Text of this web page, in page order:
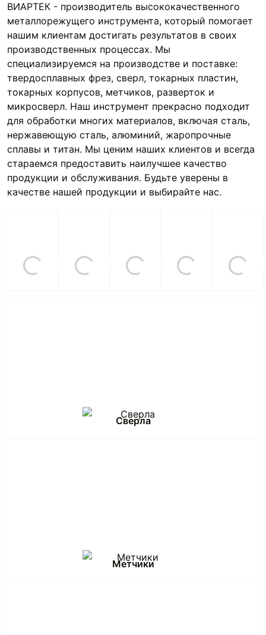
ВИАРТЕК - производитель высококачественного
металлорежущего инструмента, который помогает
нашим клиентам достигать результатов в своих
производственных процессах. Мы
специализируемся на производстве и поставке:
твердосплавных фрез, сверл, токарных пластин,
токарных корпусов, метчиков, разверток и
микросверл. Наш инструмент прекрасно подходит
для обработки многих материалов, включая сталь,
нержавеющую сталь, алюминий, жаропрочные
сплавы и титан. Мы ценим наших клиентов и всегда
стараемся предоставить наилучшее качество
продукции и обслуживания. Будьте уверены в
качестве нашей продукции и выбирайте нас.
Сверла
Метчики